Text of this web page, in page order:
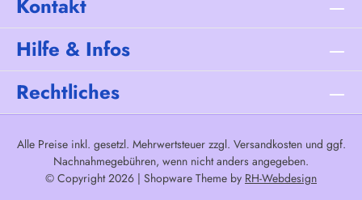
Kontakt
Hilfe & Infos
Rechtliches
Alle Preise inkl. gesetzl. Mehrwertsteuer zzgl. Versandkostenund ggf.
Nachnahmegebühren, wenn nicht anders angegeben.
© Copyright 2026 | Shopware Theme by RH-Webdesign